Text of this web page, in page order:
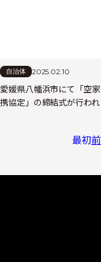
自治体 2025.02.10
愛媛県八幡浜市にて「空
携協定」の締結式が行わ
最初